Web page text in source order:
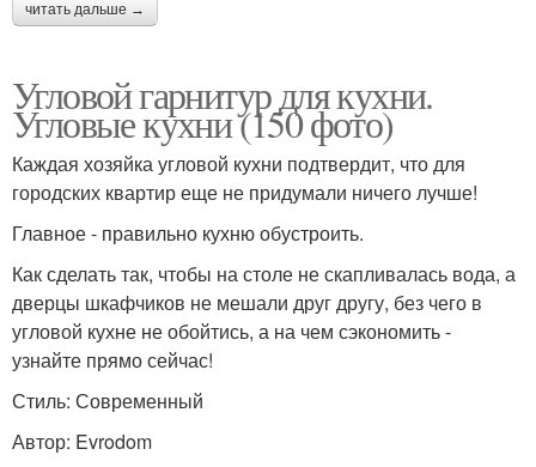
читать дальше →
Угловой гарнитур для кухни.
Угловые кухни (150 фото)
Каждая хозяйка угловой кухни подтвердит, что для
городских квартир еще не придумали ничего лучше!
Главное - правильно кухню обустроить.
Как сделать так, чтобы на столе не скапливалась вода, а
дверцы шкафчиков не мешали друг другу, без чего в
угловой кухне не обойтись, а на чем сэкономить -
узнайте прямо сейчас!
Стиль: Современный
Автор: Evrodom